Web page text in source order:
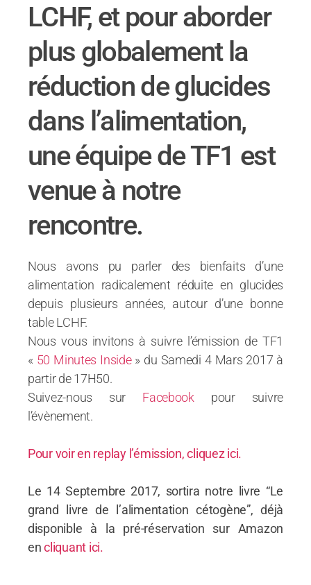
LCHF, et pour aborder
plus globalement la
réduction de glucides
dans l’alimentation,
une équipe de TF1 est
venue à notre
rencontre.
Nous avons pu parler des bienfaits d’une
alimentation radicalement réduite en glucides
depuis plusieurs années, autour d’une bonne
table LCHF.
Nous vous invitons à suivre l’émission de TF1
« 50 Minutes Inside» du Samedi 4 Mars 2017 à
partir de 17H50.
Suivez-nous sur Facebook pour suivre
l’évènement.
Pour voir en replay l’émission, cliquez ici.
Le 14 Septembre 2017, sortira notre livre “Le
grand livre de l’alimentation cétogène”, déjà
disponible à la pré-réservation sur Amazon
encliquant ici.